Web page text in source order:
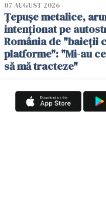
07 AUGUST 2026
Țepușe metalice,
intenționat pe
România de "baieții
platforme": "Mi-au
să mă tracteze"